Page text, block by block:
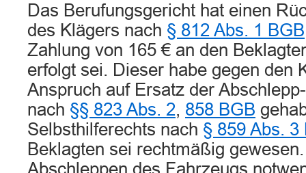
Das Berufungsgericht hat einen
des Klägers nach § 812 Abs. 1 BGB
Zahlung von 165 € an den
erfolgt sei. Dieser habe gegen den
Anspruch auf Ersatz der
nach §§ 823 Abs. 2, 858 BGB
Selbsthilferechts nach § 859 Abs. 3
Beklagten sei rechtmäßig
Abschleppen des Fahrzeugs